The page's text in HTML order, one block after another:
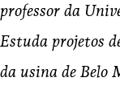
professor da
Estuda projetos
da usina de Belo